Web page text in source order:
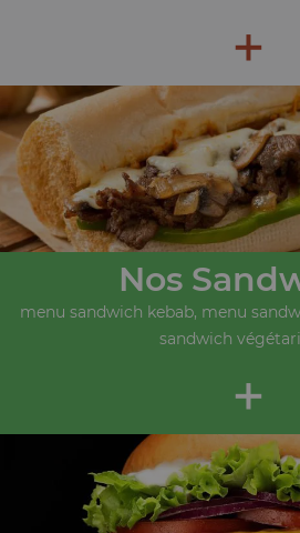
+
Nos
menu sandwich kebab, menu
sandwich
+